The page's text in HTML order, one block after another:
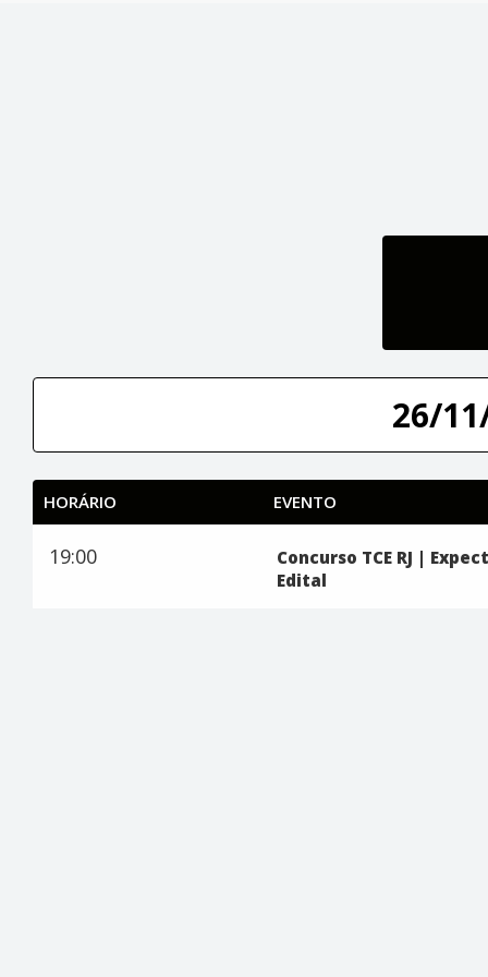
26/
HORÁRIO EVENTO
19:00
Concurso TCE RJ |
Edital